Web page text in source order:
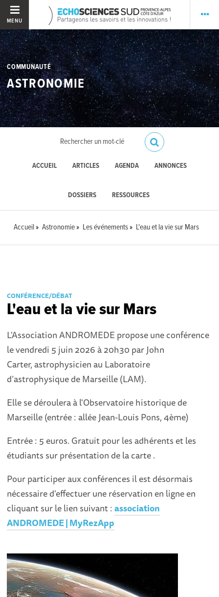
MENU
COMMUNAUTÉ
ASTRONOMIE
ACCUEIL ARTICLES AGENDA ANNONCES
DOSSIERS RESSOURCES
Accueil Astronomie Les événements L'eau et la vie sur Mars
CONFÉRENCE/DÉBAT
L'eau et la vie sur Mars
L'Association ANDROMEDE propose une conférence
le vendredi 5 juin 2026 à 20h30 par John
Carter, astrophysicien au Laboratoire
d’astrophysique de Marseille (LAM).
Elle se déroulera à l'Observatoire historique de
Marseille (entrée : allée Jean-Louis Pons, 4ème)
Entrée : 5 euros. Gratuit pour les adhérents et les
étudiants sur présentation de la carte .
Pour participer aux conférences il est désormais
nécessaire d'effectuer une réservation en ligne en
cliquant sur le lien suivant :association
ANDROMEDE | MyRezApp